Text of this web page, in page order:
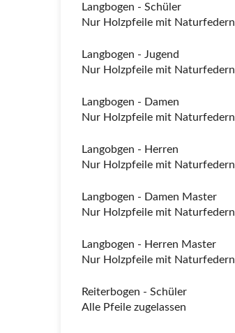
Langbogen - Schüler
Nur Holzpfeile mit Naturfedern
Langbogen - Jugend
Nur Holzpfeile mit Naturfedern
Langbogen - Damen
Nur Holzpfeile mit Naturfedern
Langobgen - Herren
Nur Holzpfeile mit Naturfedern
Langbogen - Damen Master
Nur Holzpfeile mit Naturfedern
Langbogen - Herren Master
Nur Holzpfeile mit Naturfedern
Reiterbogen - Schüler
Alle Pfeile zugelassen